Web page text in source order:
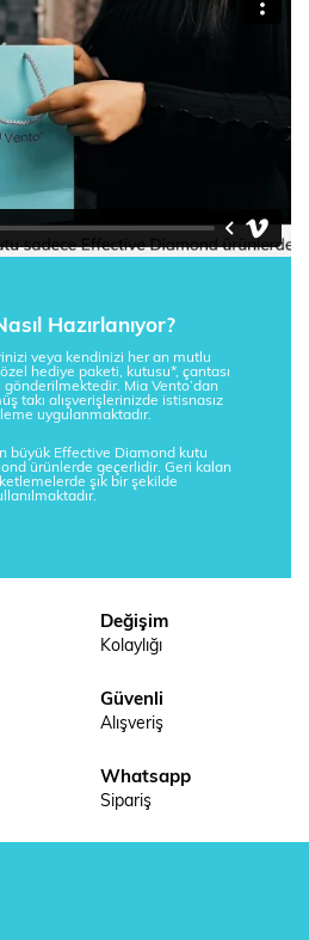
Hazırlanıyor?
veya kendinizi her an mutlu
hediye paketi, kutusu*, çantası
Mia Vento’dan
takı alışverişlerinizde istisnasız
uygulanmaktadır.
büyük Effective Diamond kutu
ürünlerde geçerlidir. Geri kalan
şık bir şekilde
Değişim
Kolaylığı
Güvenli
Alışveriş
Whatsapp
Sipariş